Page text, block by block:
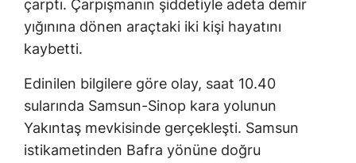
çarptı. Çarpışmanın şiddetiyle adeta demir
yığınına dönen araçtaki iki kişi hayatını
kaybetti.
Edinilen bilgilere göre olay, saat 10.40
sularında Samsun-Sinop kara yolunun
Yakıntaş mevkisinde gerçekleşti. Samsun
istikametinden Bafra yönüne doğru